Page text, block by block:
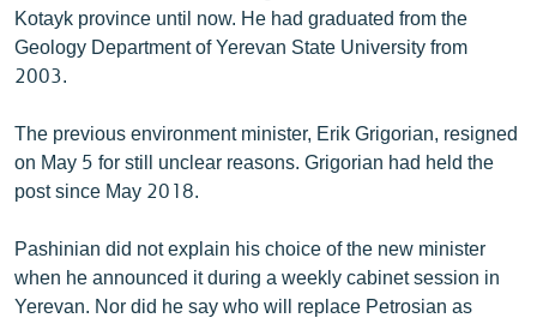
Հայերեն
English
Русский
ՀԵՏԵՎԵՔ ՄԵԶ
Kotayk province until now. He had graduated from the
Geology Department of Yerevan State University from
2003.
The previous environment minister, Erik Grigorian, resigned
on May 5 for still unclear reasons. Grigorian had held the
post since May 2018.
Pashinian did not explain his choice of the new minister
when he announced it during a weekly cabinet session in
Yerevan. Nor did he say who will replace Petrosian as